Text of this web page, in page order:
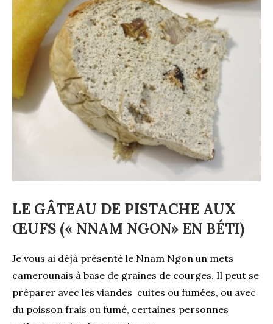
LE GÂTEAU DE PISTACHE AUX
ŒUFS (« NNAM NGON» EN BÉTI)
Je vous ai déjà présenté le Nnam Ngon un mets
camerounais à base de graines de courges. Il peut se
préparer avec les viandes cuites ou fumées, ou avec
du poisson frais ou fumé, certaines personnes